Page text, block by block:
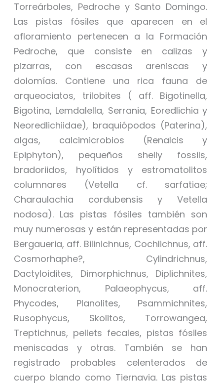
Torreárboles, Pedroche y Santo Domingo.
Las pistas fósiles que aparecen en el
afloramiento pertenecen a la Formación
Pedroche, que consiste en calizas y
pizarras, con escasas areniscas y
dolomías. Contiene una rica fauna de
arqueociatos, trilobites ( aff. Bigotinella,
Bigotina, Lemdalella, Serrania, Eoredlichia y
Neoredlichiidae), braquiópodos (Paterina),
algas, calcimicrobios (Renalcis y
Epiphyton), pequeños shelly fossils,
bradoriidos, hyolítidos y estromatolitos
columnares (Vetella cf. sarfatiae;
Charaulachia cordubensis y Vetella
nodosa). Las pistas fósiles también son
muy numerosas y están representadas por
Bergaueria, aff. Bilinichnus, Cochlichnus, aff.
Cosmorhaphe?, Cylindrichnus,
Dactyloidites, Dimorphichnus, Diplichnites,
Monocraterion, Palaeophycus, aff.
Phycodes, Planolites, Psammichnites,
Rusophycus, Skolitos, Torrowangea,
Treptichnus, pellets fecales, pistas fósiles
meniscadas y otras. También se han
registrado probables celenterados de
cuerpo blando como Tiernavia. Las pistas